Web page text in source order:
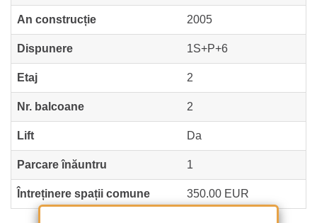
An construcție 2005
Dispunere 1S+P+6
Etaj 2
Nr. balcoane 2
Lift Da
Parcare înăuntru 1
Întreținere spații comune 350.00 EUR